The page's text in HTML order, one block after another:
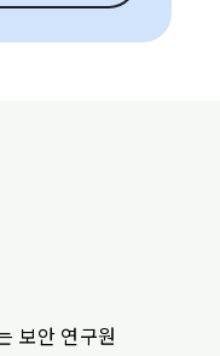
보안 연구원